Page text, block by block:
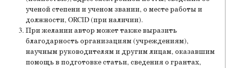
ученой степени и ученом звании, о месте работы и
должности, ORCID (при наличии).
При желании автор может также выразить
благодарность организациям (учреждениям),
научным руководителям и другим лицам, оказавшим
помощь в подготовке статьи, сведения о грантах,